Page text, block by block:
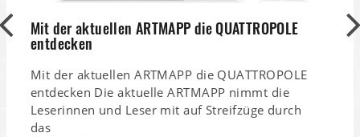
Mit der aktuellen ARTMAPP die QUATTROPOLE
entdecken
Mit der aktuellen ARTMAPP die QUATTROPOLE
entdecken Die aktuelle ARTMAPP nimmt die
Leserinnen und Leser mit auf Streifzüge durch
das